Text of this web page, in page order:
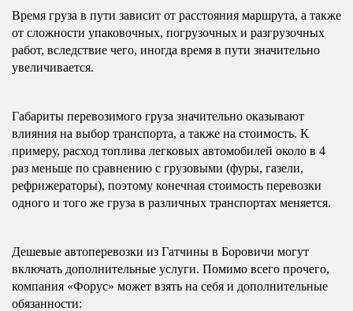
Время груза в пути зависит от расстояния маршрута, а также
от сложности упаковочных, погрузочных и разгрузочных
работ, вследствие чего, иногда время в пути значительно
увеличивается.
Габариты перевозимого груза значительно оказывают
влияния на выбор транспорта, а также на стоимость. К
примеру, расход топлива легковых автомобилей около в 4
раз меньше по сравнению с грузовыми (фуры, газели,
рефрижераторы), поэтому конечная стоимость перевозки
одного и того же груза в различных транспортах меняется.
Дешевые автоперевозки из Гатчины в Боровичи могут
включать дополнительные услуги. Помимо всего прочего,
компания «Форус» может взять на себя и дополнительные
обязанности: